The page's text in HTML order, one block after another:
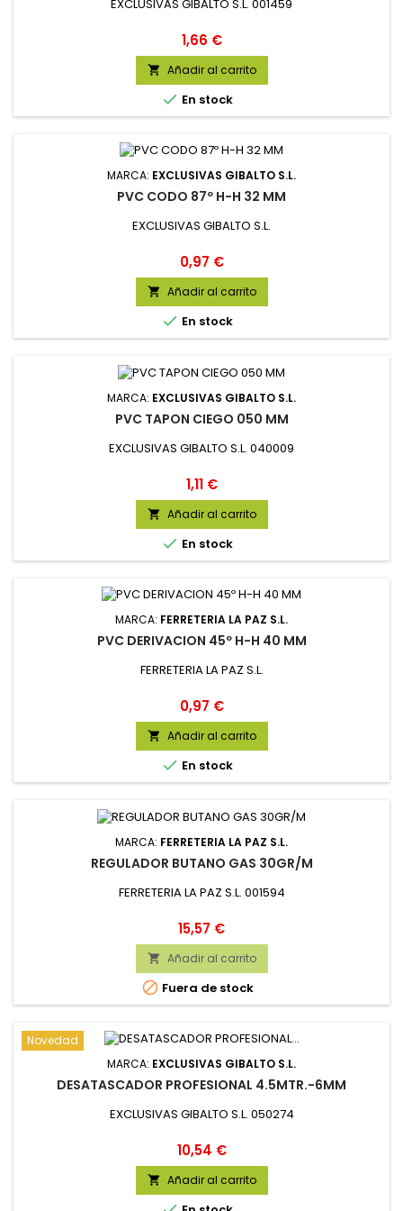
EXCLUSIVAS GIBALTO S.L. 001459
Precio
1,66 €
 Añadir al carrito
 En stock
MARCA: EXCLUSIVAS GIBALTO S.L.
PVC CODO 87º H-H 32 MM
EXCLUSIVAS GIBALTO S.L.
Precio
0,97 €
 Añadir al carrito
 En stock
MARCA: EXCLUSIVAS GIBALTO S.L.
PVC TAPON CIEGO 050 MM
EXCLUSIVAS GIBALTO S.L. 040009
Precio
1,11 €
 Añadir al carrito
 En stock
MARCA: FERRETERIA LA PAZ S.L.
PVC DERIVACION 45º H-H 40 MM
FERRETERIA LA PAZ S.L.
Precio
0,97 €
 Añadir al carrito
 En stock
MARCA: FERRETERIA LA PAZ S.L.
REGULADOR BUTANO GAS 30GR/M
FERRETERIA LA PAZ S.L. 001594
Precio
15,57 €
 Añadir al carrito
 Fuera de stock
Novedad
MARCA: EXCLUSIVAS GIBALTO S.L.
DESATASCADOR PROFESIONAL 4.5MTR.-6MM
EXCLUSIVAS GIBALTO S.L. 050274
Precio
10,54 €
 Añadir al carrito